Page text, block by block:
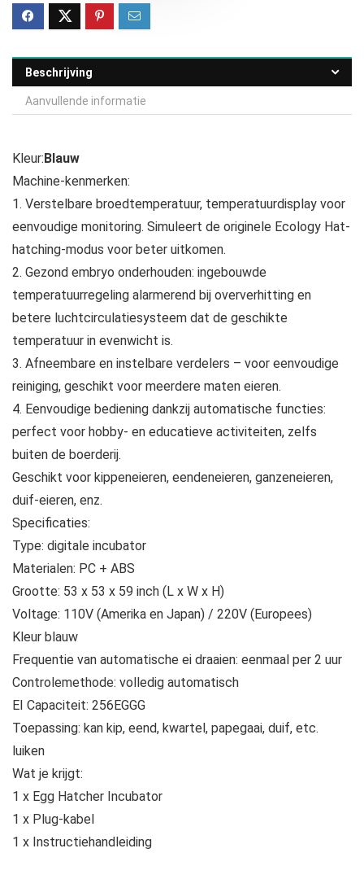
Beschrijving
Aanvullende informatie
Kleur:Blauw
Machine-kenmerken:
1. Verstelbare broedtemperatuur, temperatuurdisplay voor
eenvoudige monitoring. Simuleert de originele Ecology Hat-
hatching-modus voor beter uitkomen.
2. Gezond embryo onderhouden: ingebouwde
temperatuurregeling alarmerend bij oververhitting en
betere luchtcirculatiesysteem dat de geschikte
temperatuur in evenwicht is.
3. Afneembare en instelbare verdelers – voor eenvoudige
reiniging, geschikt voor meerdere maten eieren.
4. Eenvoudige bediening dankzij automatische functies:
perfect voor hobby- en educatieve activiteiten, zelfs
buiten de boerderij.
Geschikt voor kippeneieren, eendeneieren, ganzeneieren,
duif-eieren, enz.
Specificaties:
Type: digitale incubator
Materialen: PC + ABS
Grootte: 53 x 53 x 59 inch (L x W x H)
Voltage: 110V (Amerika en Japan) / 220V (Europees)
Kleur blauw
Frequentie van automatische ei draaien: eenmaal per 2 uur
Controlemethode: volledig automatisch
EI Capaciteit: 256EGGG
Toepassing: kan kip, eend, kwartel, papegaai, duif, etc.
luiken
Wat je krijgt:
1 x Egg Hatcher Incubator
1 x Plug-kabel
1 x Instructiehandleiding